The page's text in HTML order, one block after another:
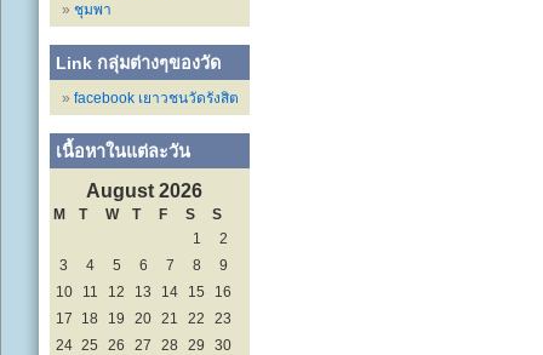
ชุมพา
Link กลุ่มต่างๆของวัด
facebook เยาวชนวัดรังสิต
เนื้อหาในแต่ละวัน
August 2026
M T W T F S
S
1
2
3
4 5 6 7 8
9
10
11 12 13 14 15
16
17
18 19 20 21 22
23
24 25 26 27 28 29
30